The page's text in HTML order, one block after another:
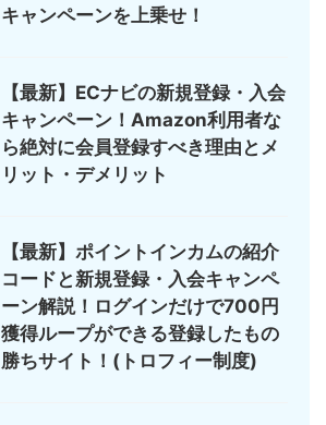
キャンペーンを上乗せ！
【最新】ECナビの新規登録・入会
キャンペーン！Amazon利用者な
ら絶対に会員登録すべき理由とメ
リット・デメリット
【最新】ポイントインカムの紹介
コードと新規登録・入会キャンペ
ーン解説！ログインだけで700円
獲得ループができる登録したもの
勝ちサイト！(トロフィー制度)